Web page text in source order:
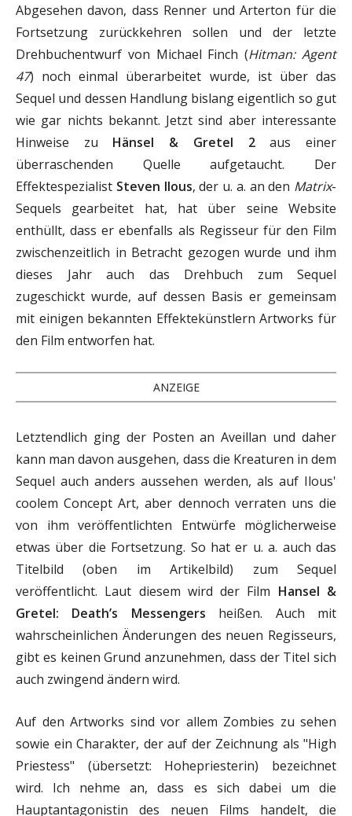
Abgesehen davon, dass Renner und Arterton für die
Fortsetzung zurückkehren sollen und der letzte
Drehbuchentwurf von Michael Finch (Hitman: Agent
47) noch einmal überarbeitet wurde, ist über das
Sequel und dessen Handlung bislang eigentlich so gut
wie gar nichts bekannt. Jetzt sind aber interessante
Hinweise zu Hänsel & Gretel 2aus einer
überraschenden Quelle aufgetaucht. Der
Effektespezialist Steven Ilous, der u. a. an den Matrix-
Sequels gearbeitet hat, hat über seine Website
enthüllt, dass er ebenfalls als Regisseur für den Film
zwischenzeitlich in Betracht gezogen wurde und ihm
dieses Jahr auch das Drehbuch zum Sequel
zugeschickt wurde, auf dessen Basis er gemeinsam
mit einigen bekannten Effektekünstlern Artworks für
den Film entworfen hat.
ANZEIGE
Letztendlich ging der Posten an Aveillan und daher
kann man davon ausgehen, dass die Kreaturen in dem
Sequel auch anders aussehen werden, als auf Ilous'
coolem Concept Art, aber dennoch verraten uns die
von ihm veröffentlichten Entwürfe möglicherweise
etwas über die Fortsetzung. So hat er u. a. auch das
Titelbild (oben im Artikelbild) zum Sequel
veröffentlicht. Laut diesem wird der Film Hansel &
Gretel: Death’s Messengers heißen. Auch mit
wahrscheinlichen Änderungen des neuen Regisseurs,
gibt es keinen Grund anzunehmen, dass der Titel sich
auch zwingend ändern wird.
Auf den Artworks sind vor allem Zombies zu sehen
sowie ein Charakter, der auf der Zeichnung als "High
Priestess" (übersetzt: Hohepriesterin) bezeichnet
wird. Ich nehme an, dass es sich dabei um die
Hauptantagonistin des neuen Films handelt, die